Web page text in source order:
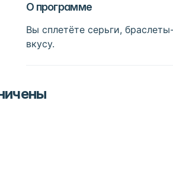
О программе
Вы сплетёте серьги,
вкусу.